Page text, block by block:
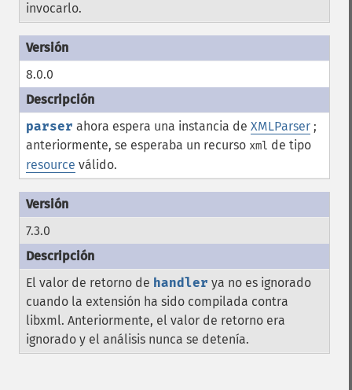
invocarlo.
8.0.0
parser ahora espera una instancia de XMLParser ;
anteriormente, se esperaba un recurso xml de tipo
resource válido.
7.3.0
El valor de retorno de handler ya no es ignorado
cuando la extensión ha sido compilada contra
libxml. Anteriormente, el valor de retorno era
ignorado y el análisis nunca se detenía.